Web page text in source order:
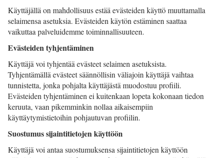
Käyttäjällä on mahdollisuus estää evästeiden käyttö muuttamalla
selaimensa asetuksia. Evästeiden käytön estäminen saattaa
vaikuttaa palveluidemme toiminnallisuuteen.
Evästeiden tyhjentäminen
Käyttäjä voi tyhjentää evästeet selaimen asetuksista.
Tyhjentämällä evästeet säännöllisin väliajoin käyttäjä vaihtaa
tunnistetta, jonka pohjalta käyttäjästä muodostuu profiili.
Evästeiden tyhjentäminen ei kuitenkaan lopeta kokonaan tiedon
keruuta, vaan pikemminkin nollaa aikaisempiin
käyttäytymistietoihin pohjautuvan profiilin.
Suostumus sijaintitietojen käyttöön
Käyttäjä voi antaa suostumuksensa sijaintitietojen käyttöön